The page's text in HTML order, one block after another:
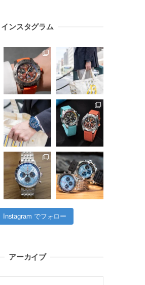
インスタグラム
Instagram でフォロー
アーカイブ